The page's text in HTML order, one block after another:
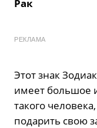
Рак
РЕКЛАМА
Этот знак
имеет большое
такого
подарить свою